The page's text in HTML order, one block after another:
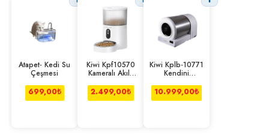
Atapet- Kedi Su
Çeşmesi
699,00₺
Kiwi Kpf10570
Kameralı Akıllı
Besleyici
2.499,00₺
Kiwi Kplb-10771
Kendini
Kedi Tuvaleti
10.999,00₺